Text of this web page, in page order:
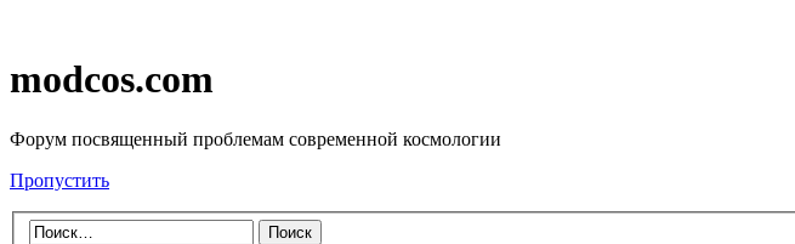
modcos.com
Форум посвященный проблемам современной космологии
Пропустить